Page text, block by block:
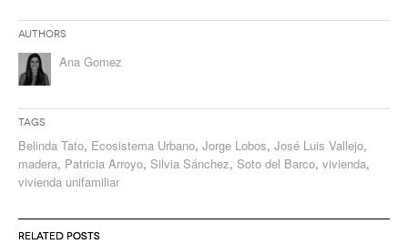
Authors
Ana Gomez
Tags
Belinda Tato, Ecosistema Urbano, Jorge Lobos, José Luis Vallejo,
madera, Patricia Arroyo, Silvia Sánchez, Soto del Barco, vivienda,
vivienda unifamiliar
RELATED POSTS